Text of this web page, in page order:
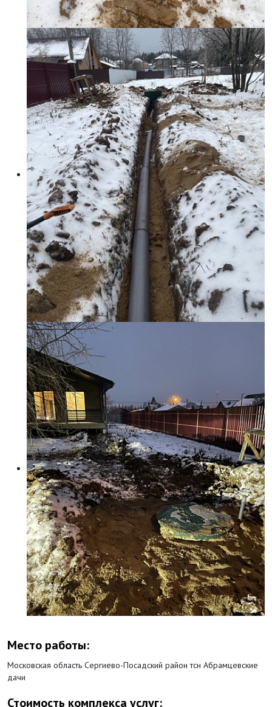
Место работы:
Московская область Сергиево-Посадский район тсн Абрамцевские
дачи
Стоимость комплекса услуг: